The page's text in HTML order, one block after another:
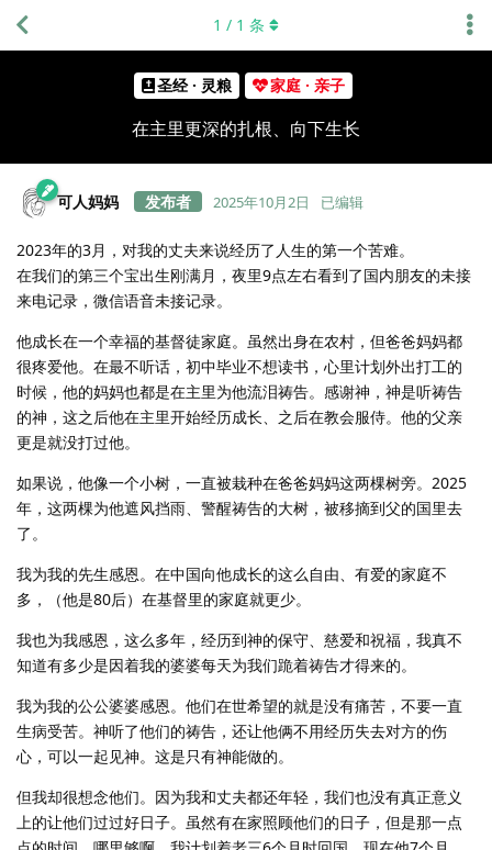
圣经 · 灵粮 家庭 · 亲子
在主里更深的扎根、向下生长
1 / 1 条
可人妈妈 2025年10月2日 已编辑
2023年的3月，对我的丈夫来说经历了人生的第一个苦难。
在我们的第三个宝出生刚满月，夜里9点左右看到了国内朋友的未接
来电记录，微信语音未接记录。
他成长在一个幸福的基督徒家庭。虽然出身在农村，但爸爸妈妈都
很疼爱他。在最不听话，初中毕业不想读书，心里计划外出打工的
时候，他的妈妈也都是在主里为他流泪祷告。感谢神，神是听祷告
的神，这之后他在主里开始经历成长、之后在教会服侍。他的父亲
更是就没打过他。
如果说，他像一个小树，一直被栽种在爸爸妈妈这两棵树旁。2025
年，这两棵为他遮风挡雨、警醒祷告的大树，被移摘到父的国里去
了。
我为我的先生感恩。在中国向他成长的这么自由、有爱的家庭不
多，（他是80后）在基督里的家庭就更少。
我也为我感恩，这么多年，经历到神的保守、慈爱和祝福，我真不
知道有多少是因着我的婆婆每天为我们跪着祷告才得来的。
我为我的公公婆婆感恩。他们在世希望的就是没有痛苦，不要一直
生病受苦。神听了他们的祷告，还让他俩不用经历失去对方的伤
心，可以一起见神。这是只有神能做的。
但我却很想念他们。因为我和丈夫都还年轻，我们也没有真正意义
上的让他们过过好日子。虽然有在家照顾他们的日子，但是那一点